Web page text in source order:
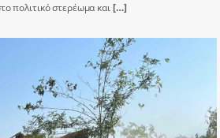
πολιτικό στερέωμα και[…]